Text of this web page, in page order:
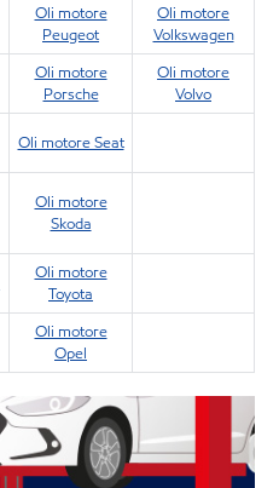
Oli motore
Peugeot
Oli motore
Volkswagen
Oli motore
Porsche
Oli motore
Volvo
Oli motore Seat
Oli motore
Skoda
Oli motore
Toyota
Oli motore
Opel